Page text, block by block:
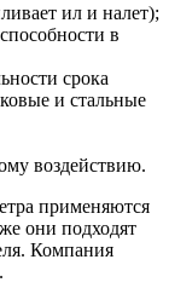
ил и налет);
в
срока
и стальные
воздействию.
применяются
они подходят
Компания